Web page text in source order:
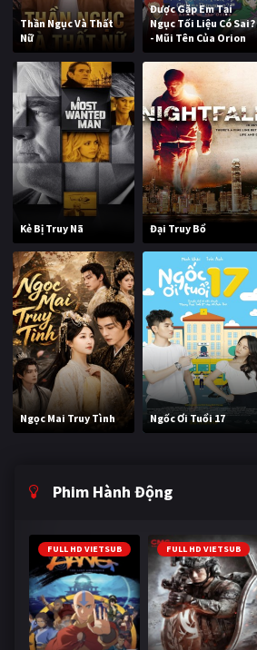
Thần Ngục Và Thất
Nữ
Được Gặp Em Tại
Ngục Tối Liệu Có Sai?
- Mũi Tên Của Orion
Kẻ Bị Truy Nã Đại Truy Bổ
Ngọc Mai Truy Tình Ngốc Ơi Tuổi 17
Phim Hành Động
FULL HD VIETSUB FULL HD VIETSUB